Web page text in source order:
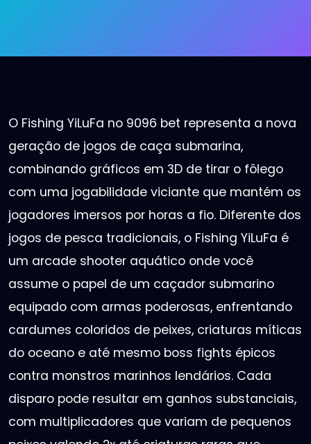
O Fishing YiLuFa no 9096 bet representa a nova
geração de jogos de caça submarina,
combinando gráficos em 3D de tirar o fôlego
com uma jogabilidade viciante que mantém os
jogadores imersos por horas a fio. Diferente dos
jogos de pesca tradicionais, o Fishing YiLuFa é
um arcade shooter aquático onde você
assume o papel de um caçador submarino
equipado com armas poderosas, enfrentando
cardumes coloridos de peixes, criaturas míticas
do oceano e até mesmo boss fights épicos
contra monstros marinhos lendários. Cada
disparo pode resultar em ganhos substanciais,
com multiplicadores que variam de pequenos